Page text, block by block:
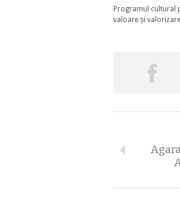
Programul cultural
valoare și